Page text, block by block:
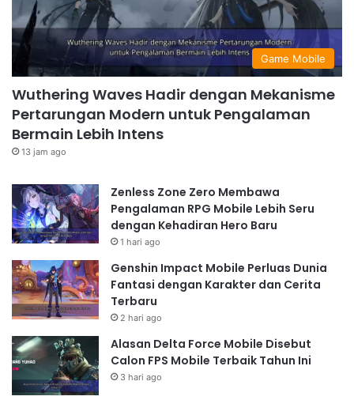
Game Mobile
Wuthering Waves Hadir dengan Mekanisme
Pertarungan Modern untuk Pengalaman
Bermain Lebih Intens
13 jam ago
Zenless Zone Zero Membawa
Pengalaman RPG Mobile Lebih Seru
dengan Kehadiran Hero Baru
1 hari ago
Genshin Impact Mobile Perluas Dunia
Fantasi dengan Karakter dan Cerita
Terbaru
2 hari ago
Alasan Delta Force Mobile Disebut
Calon FPS Mobile Terbaik Tahun Ini
3 hari ago